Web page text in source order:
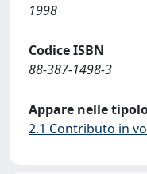
1998
Codice ISBN
88-387-1498-3
Appare nelle
2.1 Contributo in